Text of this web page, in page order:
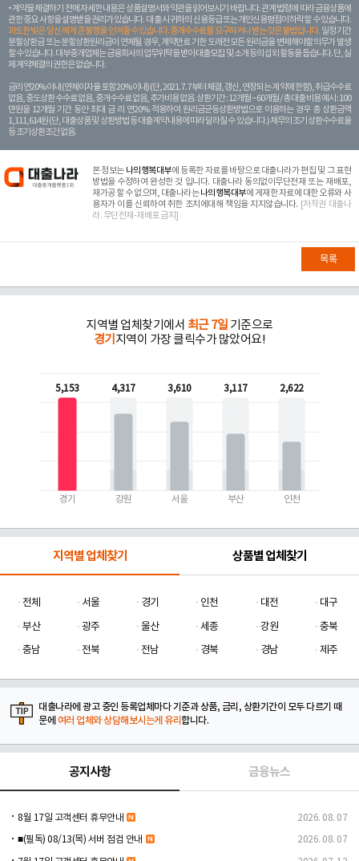
계약을 체결하기 전에 자세한 내용은 상품설명서와 약관을 읽어보시기 바랍니다. 관계 법령에 따라 금융상품에
관한 중요 사항을 설명받을 권리가 있습니다. 대 출 시 귀하의 신용등급 또는 개인신용평점이 하락할 수 있습니다.
과도한 빚은 당신 에게 큰 불행을 안겨줄 수 있습니다. 중개수수료를 요구하거나 받는 것은 불법입니다. 일정 기간
분할상환금 또는 분할상환원리금이 연체될 경우, 계약만료 기한 도래전 모든 원리금을 변제해야할 의무가 발생
할 수 있습니다. 대부중개업체는 금융회사의 업무위탁을 받아 대출모집 및 소개 등의 섭외 활동을 돕습니다. 단, 실
제 계약체결의 권한은 없습니다.
금리 연20% 이내 (연체이자율 포함 20% 이내) (단, 2021. 7. 7부터 체결, 갱신, 연장되는 계 약에 한함), 취급수수료
없음, 중도상환 수수료 없음, 중개수수료 없음, 추가비용 없음. 상환기간 : 12개월 ~ 60개월 / 총 대출 비용 예시 : 100
만원을 12개월 기간 동안 최대 금 리 연20% 적용하여 원리금균등상환방법으로 이용하는 경우 총 상환금액
1,111,614원 (단, 대출상품 및 상환방법 등 대출계약 내용에 따라 달라질 수 있습니다.) 채무의 조기 상환수수료율
등 조기상환조건 없음.
본 정보는 나의행복대부에 등록한 자료를 바탕으로 대출나라가 편집 및 그 표현
방법을 수정하여 완성한 것 입니다. 대출나라 동의없이무단전재 또는 재배포,
재가공 할 수 없으며, 대출나라는나의행복대부에 게재한 자료에 대한 오류와 사
용자가 이를 신뢰하여 취한 조치에대해 책임을 지지않습니다. [저작권 대출나
라. 무단전재-재배포 금지]
목록
지역별 업체찾기에서 최근 7일 기준으로
경기 지역이 가장 클릭수가 많았어요!
5,153
경기
4,317
강원
3,610
서울
3,117
부산
2,622
인천
지역별 업체찾기 상품별 업체찾기
전체 서울 경기 인천 대전
대구
부산
광주 울산 세종 강원
충북
충남
전북 전남 경북 경남 제주
대출나라에 광고 중인 등록업체마다 기준과 상품, 금리, 상환기간이 모두 다르기 때
문에 여러 업체와 상담해보시는게 유리합니다.
공지사항 금융뉴스
8월 17일 고객센터 휴무안내 2026. 08. 07
■(필독) 08/13(목) 서버 점검 안내 2026. 08. 07